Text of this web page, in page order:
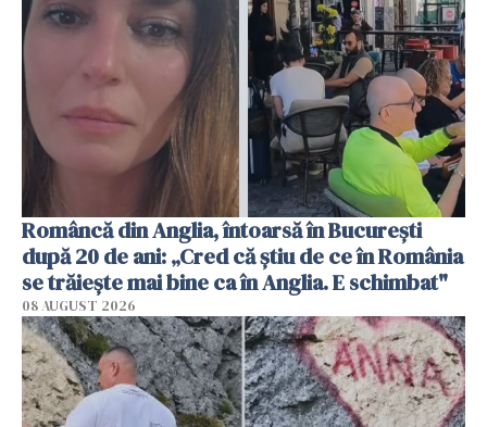
Româncă din Anglia, întoarsă în București
după 20 de ani: „Cred că știu de ce în România
se trăiește mai bine ca în Anglia. E schimbat"
08 AUGUST 2026